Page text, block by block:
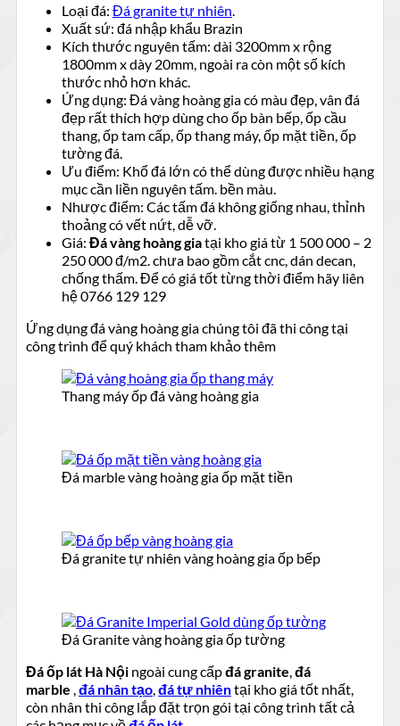
Loại đá: Đá granite tự nhiên.
Xuất sứ: đá nhập khẩu Brazin
Kích thước nguyên tấm: dài 3200mm x rộng
1800mm x dày 20mm, ngoài ra còn một số kích
thước nhỏ hơn khác.
Ứng dụng: Đá vàng hoàng gia có màu đẹp, vân đá
đẹp rất thích hợp dùng cho ốp bàn bếp, ốp cầu
thang, ốp tam cấp, ốp thang máy, ốp mặt tiền, ốp
tường đá.
Ưu điểm: Khổ đá lớn có thể dùng được nhiều hạng
mục cần liền nguyên tấm. bền màu.
Nhược điểm: Các tấm đá không giống nhau, thỉnh
thoảng có vết nứt, dễ vỡ.
Giá: Đá vàng hoàng giatại kho giá từ 1 500 000 – 2
250 000 đ/m2. chưa bao gồm cắt cnc, dán decan,
chống thấm. Để có giá tốt từng thời điểm hãy liên
hệ 0766 129 129
Ứng dụng đá vàng hoàng gia chúng tôi đã thi công tại
công trình để quý khách tham khảo thêm
Thang máy ốp đá vàng hoàng gia
Đá marble vàng hoàng gia ốp mặt tiền
Đá granite tự nhiên vàng hoàng gia ốp bếp
Đá Granite vàng hoàng gia ốp tường
Đá ốp lát Hà Nội ngoài cung cấpđá granite,đá
marble ,đá nhân tạo,đá tự nhiêntại kho giá tốt nhất,
còn nhân thi công lắp đặt trọn gói tại công trình tất cả